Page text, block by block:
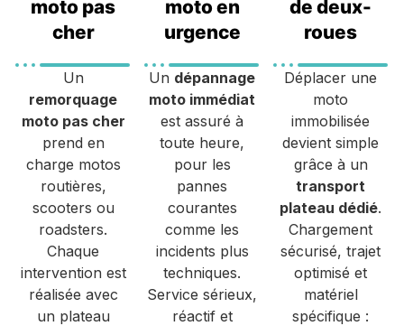
moto pas
cher
Un
remorquage
moto pas cher
prend en
charge motos
routières,
scooters ou
roadsters.
Chaque
intervention est
réalisée avec
un plateau
moto en
urgence
Un dépannage
moto immédiat
est assuré à
toute heure,
pour les
pannes
courantes
comme les
incidents plus
techniques.
Service sérieux,
réactif et
de deux-
roues
Déplacer une
moto
immobilisée
devient simple
grâce à un
transport
plateau dédié.
Chargement
sécurisé, trajet
optimisé et
matériel
spécifique :